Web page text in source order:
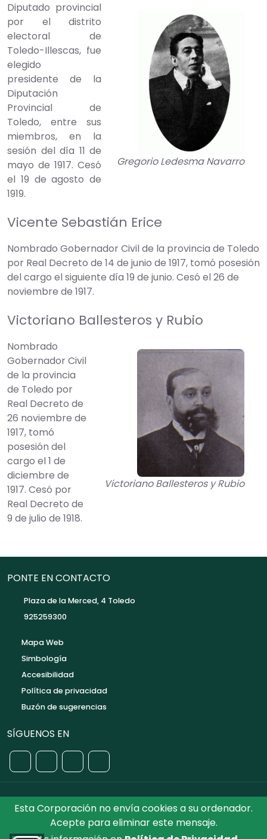
Esta Corporación no envía cookies a su ordenador.
Acepte para eliminar este mensaje.
Gregorio Ledesma Navarro
Diputado provincial
por el distrito
electoral de
Toledo-Illescas, fue
elegido
presidente de la
Diputación
Provincial de
Toledo, entre sus
miembros, en la
sesión del día 11 de
mayo de 1917. Cesó
el 19 de agosto de
1919.
Vicente Sebastián Erice
Nombrado Gobernador Civil de la provincia de Toledo
por Real Decreto de 14 de junio de 1917, tomó posesión
del cargo el siguiente día 19 de junio. Cesó el 26 de
noviembre de 1917.
Victoriano Ballesteros y Rubio
Victoriano Ballesteros y Rubio
Nombrado
Gobernador Civil
de la provincia
de Toledo por
Real Decreto de
26 noviembre de
1917, tomó
posesión del
cargo el 1 de
diciembre de
1917. Cesó por
Real Decreto de
9 de julio de 1918.
PONTE EN CONTACTO
Plaza de la Merced, 4 Toledo
925259300
Mapa Web
Simbología
Accesibilidad
Política de privacidad
Buzón de sugerencias
SÍGUENOS EN
©2026 Diputación de Toledo. Reservados todos los
Derechos. Diseñado por Diputación de Toledo